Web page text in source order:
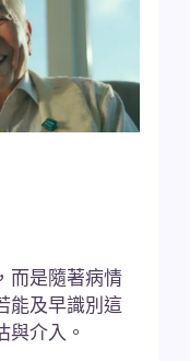
而是隨著病情
能及早識別這
與介入。